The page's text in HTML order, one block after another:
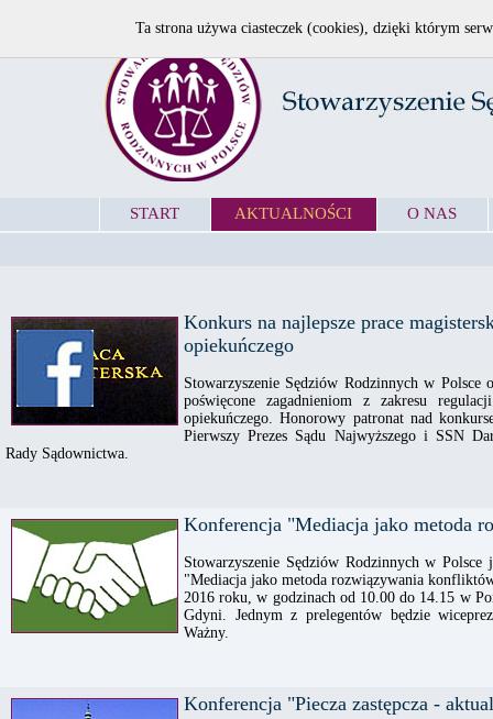
START AKTUALNOŚCI O NAS
Konkurs na najlepsze prace
opiekuńczego
Stowarzyszenie Sędziów Rodzinnych w Polsce
poświęcone zagadnieniom z zakresu
opiekuńczego. Honorowy patronat nad
Pierwszy Prezes Sądu Najwyższego i SSN
Rady Sądownictwa.
Konferencja "Mediacja jako metoda
Stowarzyszenie Sędziów Rodzinnych w
"Mediacja jako metoda rozwiązywania
2016 roku, w godzinach od 10.00 do 14.15 w
Gdyni. Jednym z prelegentów będzie
Ważny.
Konferencja "Piecza zastępcza -
Ta strona używa ciasteczek (cookies), dzięki którym